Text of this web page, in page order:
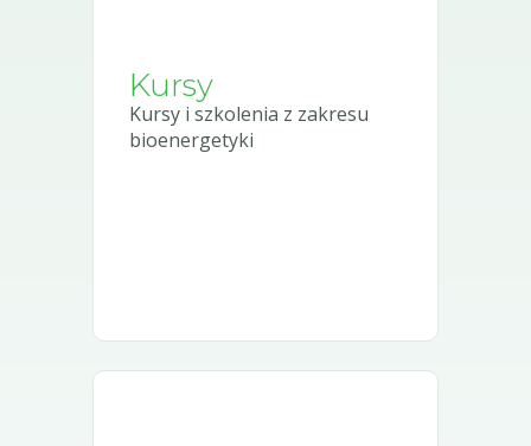
Kursy
Kursy i szkolenia z zakresu
bioenergetyki